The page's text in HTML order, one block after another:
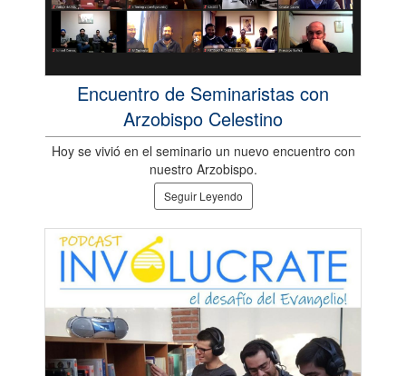
Encuentro de Seminaristas con
Arzobispo Celestino
Hoy se vivió en el seminario un nuevo encuentro con
nuestro Arzobispo.
Seguir Leyendo